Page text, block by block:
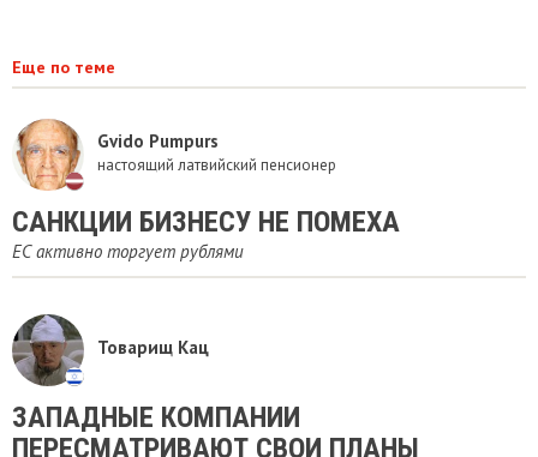
Еще по теме
Gvido Pumpurs
настоящий латвийский пенсионер
САНКЦИИ БИЗНЕСУ НЕ ПОМЕХА
ЕС активно торгует рублями
Товарищ Кац
ЗАПАДНЫЕ КОМПАНИИ
ПЕРЕСМАТРИВАЮТ СВОИ ПЛАНЫ